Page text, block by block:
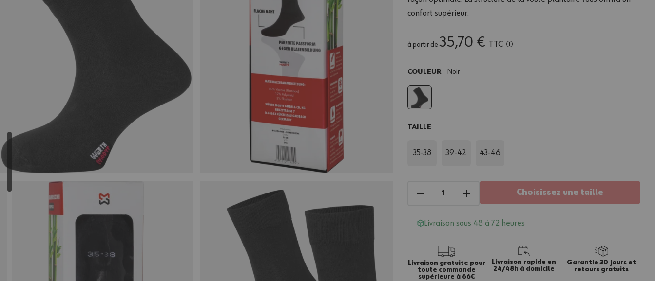
confort supérieur.
à partir de 35,70 € TTC
COULEUR Noir
TAILLE
35-38 39-42 43-46
Choisissez une taille
Livraison sous 48 à 72 heures
Livraison gratuite pour
toute commande
supérieure à 66€
Livraison rapide en
24/48h à domicile
Garantie 30 jours et
retours gratuits